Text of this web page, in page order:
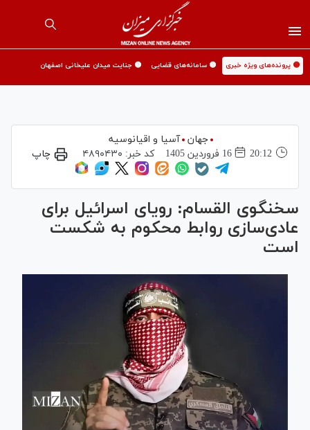
🟡 پرونده‌های ویژه خبری 🟡 سامانه‌های قضایی 🟡 جنایت میدان علیخانی اصفهان
جهان
آسیا و اقیانوسیه
20:12
16 فروردين 1405 کد خبر: ۴۸۹۰۴۳۰ چاپ
سخنگوی القسام: رویای اسرائیل برای
عادی‌سازی روابط محکوم به شکست
است